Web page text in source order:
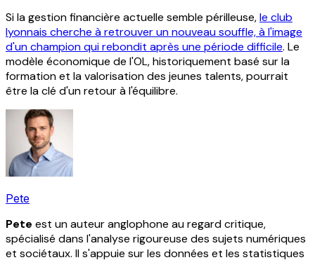
Si la gestion financière actuelle semble périlleuse,le club
lyonnais cherche à retrouver un nouveau souffle, à l'image
d'un champion qui rebondit après une période difficile. Le
modèle économique de l'OL, historiquement basé sur la
formation et la valorisation des jeunes talents, pourrait
être la clé d'un retour à l'équilibre.
Pete
Pete est un auteur anglophone au regard critique,
spécialisé dans l'analyse rigoureuse des sujets numériques
et sociétaux. Il s'appuie sur les données et les statistiques